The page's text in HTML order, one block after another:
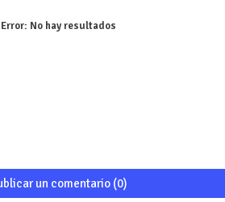
Error: No hay resultados
un comentario (0)